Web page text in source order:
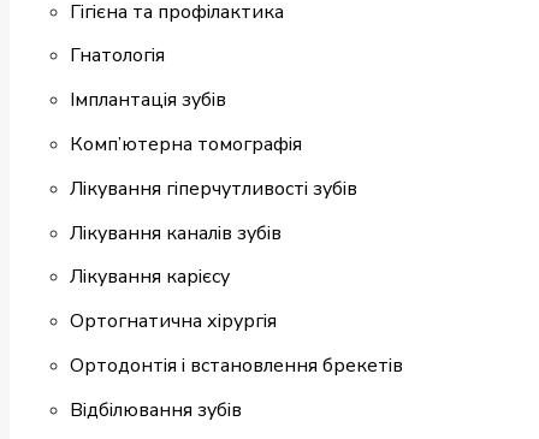
Гігієна та профілактика
Гнатологія
Імплантація зубів
Комп’ютерна томографія
Лікування гіперчутливості зубів
Лікування каналів зубів
Лікування карієсу
Ортогнатична хірургія
Ортодонтія і встановлення брекетів
Відбілювання зубів